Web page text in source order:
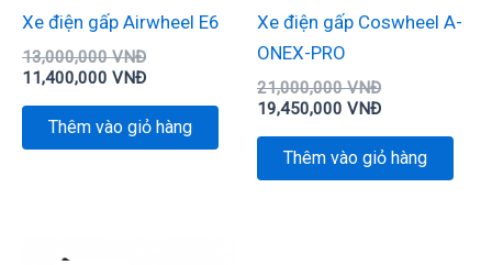
Xe điện gấp Airwheel E6
13,000,000VNĐ
11,400,000 VNĐ
Thêm vào giỏ hàng
Xe điện gấp Coswheel A-
ONEX-PRO
21,000,000VNĐ
19,450,000 VNĐ
Thêm vào giỏ hàng